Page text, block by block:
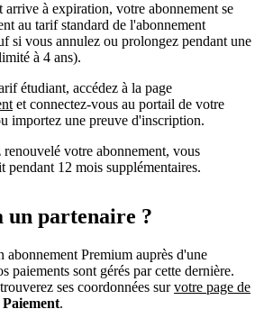
à expiration, votre abonnement se
au tarif standard de l'abonnement
si vous annulez ou prolongez pendant une
à 4 ans).
étudiant, accédez à la page
et connectez-vous au portail de votre
importez une preuve d'inscription.
votre abonnement, vous
pendant 12 mois supplémentaires.
un partenaire ?
abonnement Premium auprès d'une
paiements sont gérés par cette dernière.
ses coordonnées survotre page de
Paiement.